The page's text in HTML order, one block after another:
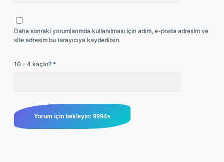
Daha sonraki yorumlarımda kullanılması için adım, e-posta adresim ve
site adresim bu tarayıcıya kaydedilsin.
10 - 4 kaçtır? *